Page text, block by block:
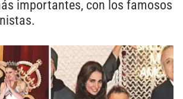
importantes, con los famosos